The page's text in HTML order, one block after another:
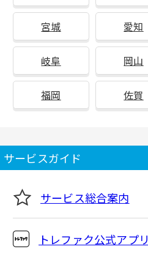
宮城 愛知
岐阜 岡山
福岡 佐賀
サービスガイド
サービス総合案内
トレファク公式アプリ